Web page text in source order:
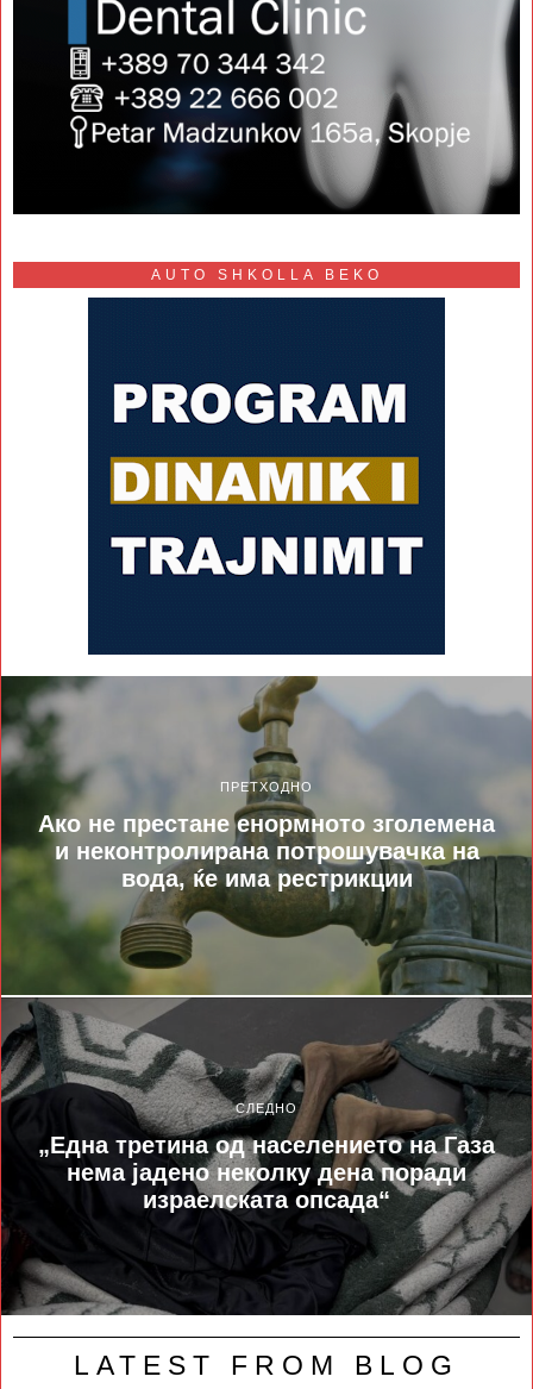
AUTO SHKOLLA BEKO
ПРЕТХОДНО
Ако не престане енормното зголемена
и неконтролирана потрошувачка на
вода, ќе има рестрикции
СЛЕДНО
„Една третина од населението на Газа
нема јадено неколку дена поради
израелската опсада“
LATEST FROM BLOG